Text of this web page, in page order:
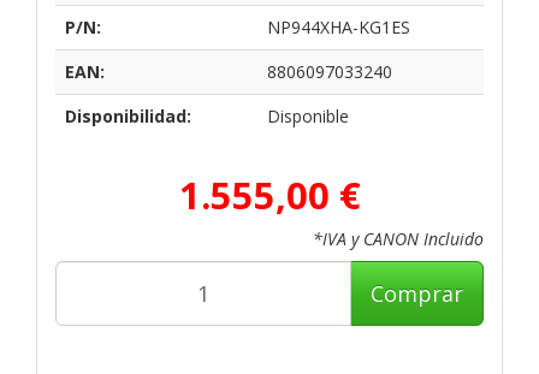
P/N:
NP944XHA-KG1ES
EAN:
8806097033240
Disponibilidad:
Disponible
1.555,00 €
*IVA y CANON Incluido
Comprar